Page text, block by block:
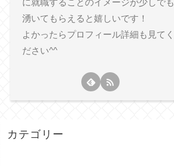
湧いてもらえると嬉しいです！
よかったらプロフィール詳細も見てく
ださい^^
カテゴリー